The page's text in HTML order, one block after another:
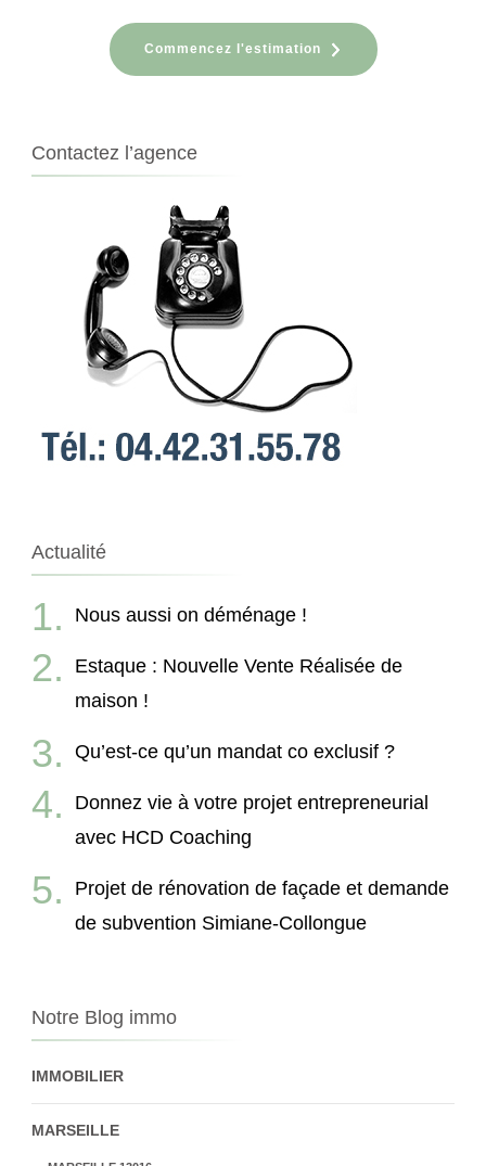
Commencez l'estimation
Contactez l’agence
Actualité
Nous aussi on déménage !
Estaque : Nouvelle Vente Réalisée de
maison !
Qu’est-ce qu’un mandat co exclusif ?
Donnez vie à votre projet entrepreneurial
avec HCD Coaching
Projet de rénovation de façade et demande
de subvention Simiane-Collongue
Notre Blog immo
IMMOBILIER
MARSEILLE